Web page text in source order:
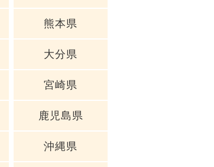
熊本県
大分県
宮崎県
鹿児島県
沖縄県